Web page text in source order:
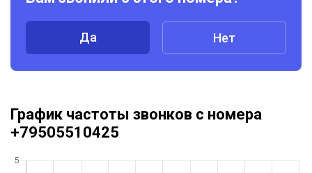
Да Нет
График частоты звонков с номера
+79505510425